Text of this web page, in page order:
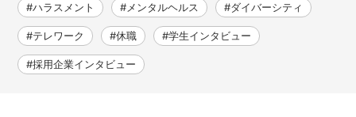
#ハラスメント #メンタルヘルス #ダイバーシティ
#テレワーク #休職 #学生インタビュー
#採用企業インタビュー